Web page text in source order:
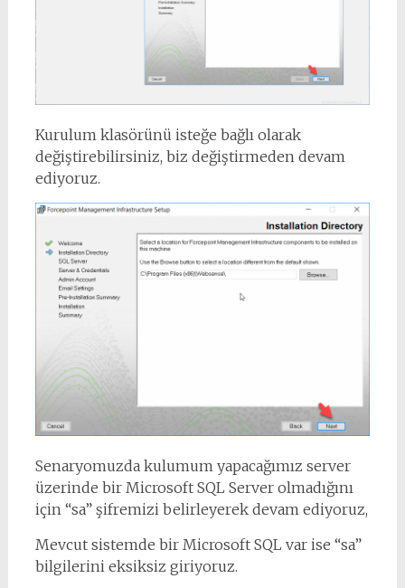
Kurulum klasörünü isteğe bağlı olarak
değiştirebilirsiniz, biz değiştirmeden devam
ediyoruz.
Senaryomuzda kulumum yapacağımız server
üzerinde bir Microsoft SQL Server olmadığını
için “sa” şifremizi belirleyerek devam ediyoruz,
Mevcut sistemde bir Microsoft SQL var ise “sa”
bilgilerini eksiksiz giriyoruz.